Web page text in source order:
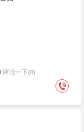
评论一下(0)